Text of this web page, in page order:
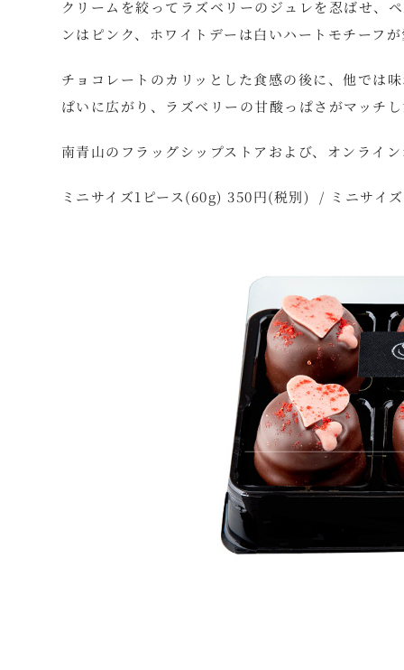
クリームを絞ってラズベリーのジュレを忍ばせ、
ンはピンク、ホワイトデーは白いハートモチーフ
チョコレートのカリッとした食感の後に、他では
ぱいに広がり、ラズベリーの甘酸っぱさがマッチ
南青山のフラッグシップストアおよび、オンライ
ミニサイズ1ピース(60g) 350円(税別) / ミニサイ